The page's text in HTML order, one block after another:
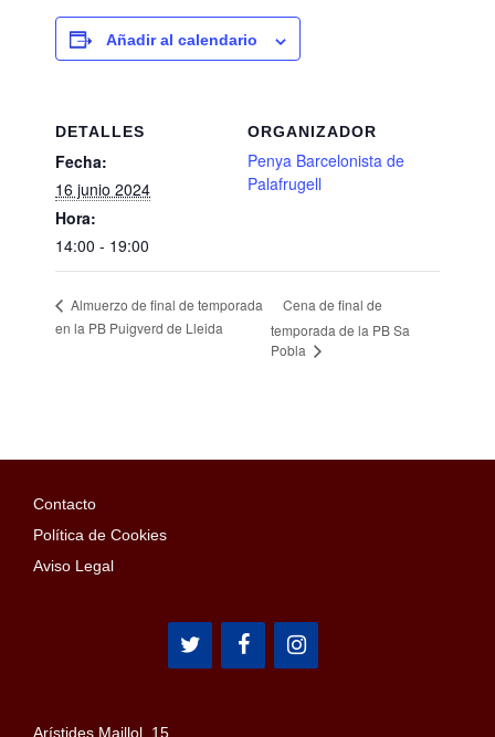
Añadir al calendario
DETALLES
Fecha:
16 junio 2024
Hora:
14:00 - 19:00
ORGANIZADOR
Penya Barcelonista de
Palafrugell
Almuerzo de final de temporada
en la PB Puigverd de Lleida
Cena de final de
temporada de la PB Sa
Pobla
Contacto
Política de Cookies
Aviso Legal
Arístides Maillol, 15